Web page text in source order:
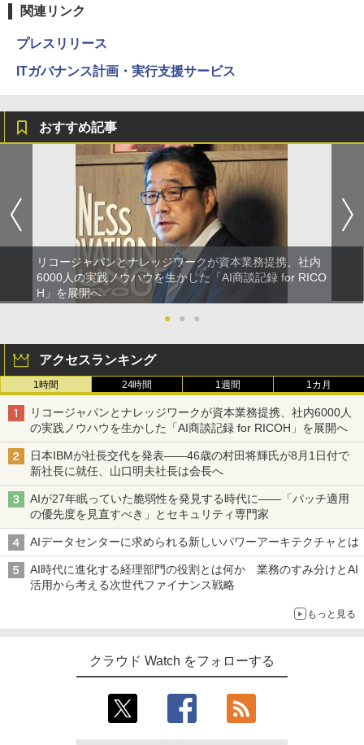
関連リンク
プレスリリース
ITガバナンス計画・実行支援サービス
おすすめ記事
リコージャパンとナレッジワークが資本業務提携、社内
6000人の実践ノウハウを生かした「AI商談記録 for RICO
H」を展開へ
●
● ●
アクセスランキング
1時間 24時間 1週間 1カ月
リコージャパンとナレッジワークが資本業務提携、社内6000人
の実践ノウハウを生かした「AI商談記録 for RICOH」を展開へ
日本IBMが社長交代を発表――46歳の村田将輝氏が8月1日付で
新社長に就任、山口明夫社長は会長へ
AIが27年眠っていた脆弱性を発見する時代に――「パッチ適用
の優先度を見直すべき」とセキュリティ専門家
AIデータセンターに求められる新しいパワーアーキテクチャとは
AI時代に進化する経理部門の役割とは何か 業務のすみ分けとAI
活用から考える次世代ファイナンス戦略
もっと見る
クラウド Watch をフォローする